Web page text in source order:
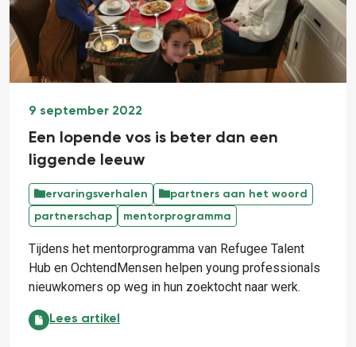
9 september 2022
Een lopende vos is beter dan een
liggende leeuw
ervaringsverhalen
partners aan het woord
partnerschap
mentorprogramma
Tijdens het mentorprogramma van Refugee Talent
Hub en OchtendMensen helpen young professionals
nieuwkomers op weg in hun zoektocht naar werk.
Een lopende vos is beter dan een liggende leeuw:
Lees artikel